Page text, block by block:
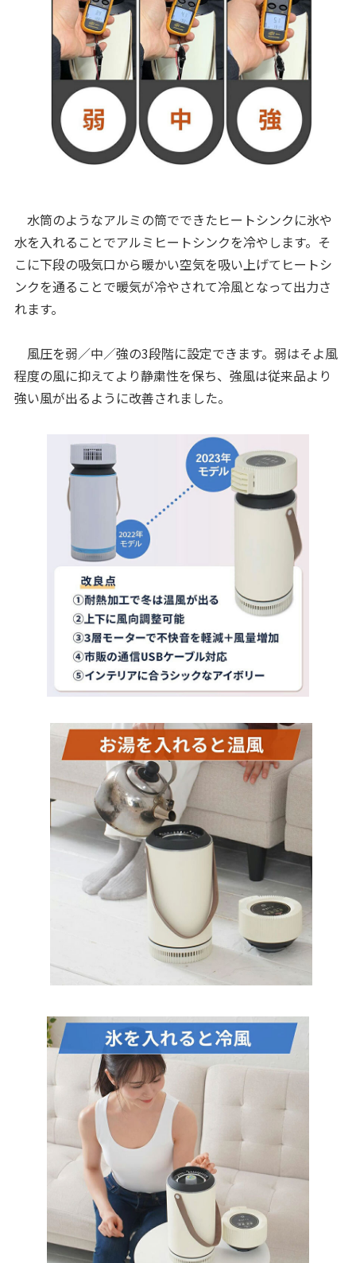
水筒のようなアルミの筒でできたヒートシンクに氷や
水を入れることでアルミヒートシンクを冷やします。そ
こに下段の吸気口から暖かい空気を吸い上げてヒートシ
ンクを通ることで暖気が冷やされて冷風となって出力さ
れます。
風圧を弱／中／強の3段階に設定できます。弱はそよ風
程度の風に抑えてより静粛性を保ち、強風は従来品より
強い風が出るように改善されました。